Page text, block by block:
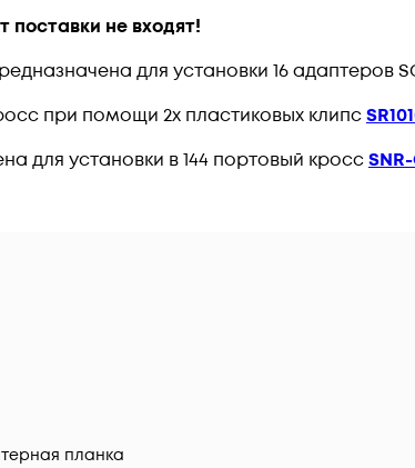
поставки не входят!
для установки 16 адаптеров
при помощи 2х пластиковых клипс
для установки в 144 портовый кросс
планка